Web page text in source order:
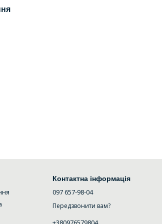
Контактна інформація
097 657-98-04
Передзвонити вам?